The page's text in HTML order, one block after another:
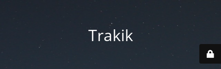
Trakik